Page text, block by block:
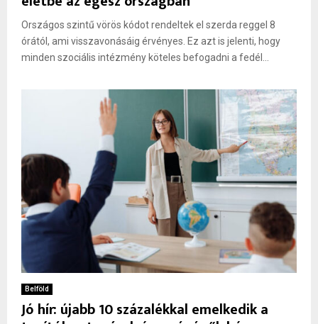
Országos szintű vörös kódot rendeltek el szerda reggel 8
órától, ami visszavonásáig érvényes. Ez azt is jelenti, hogy
minden szociális intézmény köteles befogadni a fedél...
Belföld
Jó hír: újabb 10 százalékkal emelkedik a